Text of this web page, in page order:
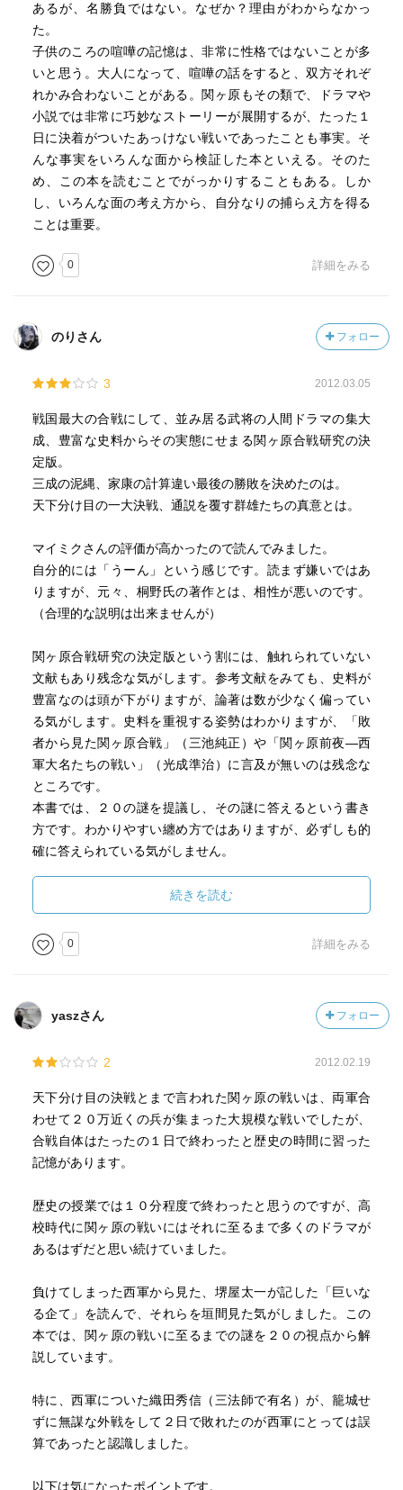
あるが、名勝負ではない。なぜか？理由がわからなかっ
た。
子供のころの喧嘩の記憶は、非常に性格ではないことが多
いと思う。大人になって、喧嘩の話をすると、双方それぞ
れかみ合わないことがある。関ヶ原もその類で、ドラマや
小説では非常に巧妙なストーリーが展開するが、たった１
日に決着がついたあっけない戦いであったことも事実。そ
んな事実をいろんな面から検証した本といえる。そのた
め、この本を読むことでがっかりすることもある。しか
し、いろんな面の考え方から、自分なりの捕らえ方を得る
ことは重要。
0 詳細をみる
のりさん フォロー
3 2012.03.05
戦国最大の合戦にして、並み居る武将の人間ドラマの集大
成、豊富な史料からその実態にせまる関ヶ原合戦研究の決
定版。
三成の泥縄、家康の計算違い最後の勝敗を決めたのは。
天下分け目の一大決戦、通説を覆す群雄たちの真意とは。
マイミクさんの評価が高かったので読んでみました。
自分的には「うーん」という感じです。読まず嫌いではあ
りますが、元々、桐野氏の著作とは、相性が悪いのです。
（合理的な説明は出来ませんが）
関ヶ原合戦研究の決定版という割には、触れられていない
文献もあり残念な気がします。参考文献をみても、史料が
豊富なのは頭が下がりますが、論著は数が少なく偏ってい
る気がします。史料を重視する姿勢はわかりますが、「敗
者から見た関ヶ原合戦」（三池純正）や「関ヶ原前夜―西
軍大名たちの戦い」（光成準治）に言及が無いのは残念な
ところです。
本書では、２０の謎を提議し、その謎に答えるという書き
方です。わかりやすい纏め方ではありますが、必ずしも的
確に答えられている気がしません。
が、著者は、「奉行が誰であるかは特定できないし、まし
てや大老という言葉も存在しないのである。かといって、
これでは不便なので、便宜上、通説に従った五大老・五奉
行という歴史用語を使用したい」としています。結論とし
大老間では力に差が大きかったという事を言っています。
うーん、設問の答えになっていない気がするのは私だけで
を聞いた事があるので、新説が伺えるのかと期待していま
したが、肩すかしでした。（これは設問の方が悪いのかも
謎１０では、徳川軍の主力は家康勢か秀忠勢かという問題
力であったという説に疑問を呈しています。桐野氏はその
言とは逆に、どちらが主力であったかという議論に終始し
ている気がします。笠谷氏の著書（だいぶ昔に読んだので
ヶ原で家康は豊臣恩顧の諸将を主力として戦うこととな
り、外様大名に配慮した論功行賞を行わなければならなか
った。これが、関ヶ原から大坂の陣までの流れに影響した
ということだったと思います。私としては、桐野氏が言う
無く、秀忠遅参がその後の歴史にどの様な影響を与えたの
かという方に興味がありますが、笠谷説への反論としては
突っ込み不足のような気がします。（議論の次元がマッチ
続きを読む
0 詳細をみる
yaszさん フォロー
2 2012.02.19
天下分け目の決戦とまで言われた関ヶ原の戦いは、両軍合
わせて２０万近くの兵が集まった大規模な戦いでしたが、
合戦自体はたったの１日で終わったと歴史の時間に習った
記憶があります。
歴史の授業では１０分程度で終わったと思うのですが、高
校時代に関ヶ原の戦いにはそれに至るまで多くのドラマが
あるはずだと思い続けていました。
負けてしまった西軍から見た、堺屋太一が記した「巨いな
る企て」を読んで、それらを垣間見た気がしました。この
本では、関ヶ原の戦いに至るまでの謎を２０の視点から解
説しています。
特に、西軍についた織田秀信（三法師で有名）が、籠城せ
ずに無謀な外戦をして２日で敗れたのが西軍にとっては誤
算であったと認識しました。
以下は気になったポイントです。